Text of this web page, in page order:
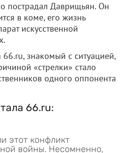
пострадал Даврищьян. Он
в коме, его жизнь
искусственной
знакомый с ситуацией,
«стрелки» стало
одного оппонента
66.ru:
этот конфликт
войны. Несомненно,